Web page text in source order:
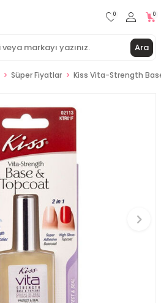
Ara
0 0
Süper Fiyatlar Kiss Vita-Strength